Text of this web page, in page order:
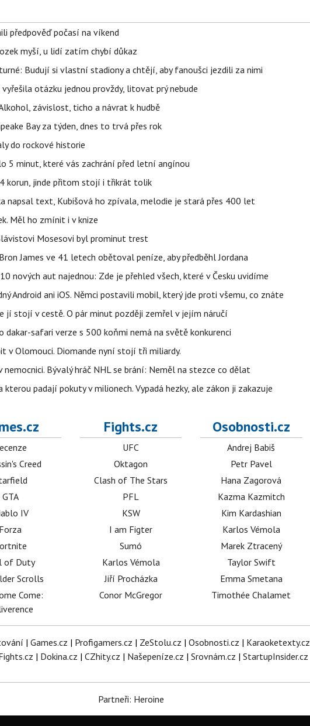
předpověď počasí na víkend
myší, u lidí zatím chybí důkaz
Budují si vlastní stadiony a chtějí, aby fanoušci jezdili za nimi
otázku jednou provždy, litovat prý nebude
závislost, ticho a návrat k hudbě
Bay za týden, dnes to trvá přes rok
do rockové historie
5 minut, které vás zachrání před letní angínou
korun, jinde přitom stojí i třikrát tolik
napsal text, Kubišová ho zpívala, melodie je stará přes 400 let
Měl ho zmínit i v knize
Mosesovi byl prominut trest
James ve 41 letech obětoval peníze, aby předběhl Jordana
nových aut najednou: Zde je přehled všech, které v Česku uvidíme
Android ani iOS. Němci postavili mobil, který jde proti všemu, co znáte
jí stojí v cestě. O pár minut později zemřel v jejím náručí
safari verze s 500 koňmi nemá na světě konkurenci
v Olomouci. Diomande nyní stojí tři miliardy.
nemocnici. Bývalý hráč NHL se brání: Neměl na stezce co dělat
padají pokuty v milionech. Vypadá hezky, ale zákon ji zakazuje
Creed
GTA
IV
Forza
of Duty
Scrolls
Come:
Fights.cz
UFC
Oktagon
Clash of The Stars
PFL
KSW
I am Figter
Sumó
Karlos Vémola
Jiří Procházka
Conor McGregor
Osobnosti.cz
Andrej Babiš
Petr Pavel
Hana Zagorová
Kazma Kazmitch
Kim Kardashian
Karlos Vémola
Marek Ztracený
Taylor Swift
Emma Smetana
Timothée Chalamet
| Games.cz | Profigamers.cz | ZeStolu.cz | Osobnosti.cz | Karaoketexty.cz
| Dokina.cz | CZhity.cz | Našepeníze.cz | Srovnám.cz | StartupInsider.cz
Partneři: Heroine